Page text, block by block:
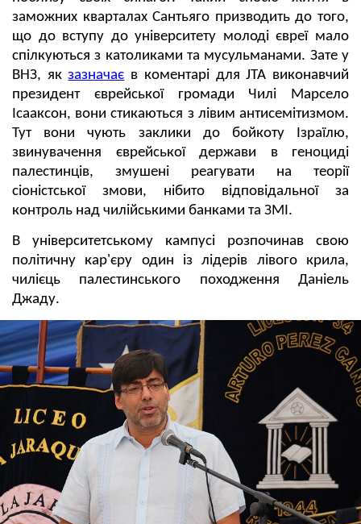
заможних кварталах Сантьяго призводить до того,
що до вступу до університету молоді євреї мало
спілкуються з католиками та мусульманами. Зате у
ВНЗ, якзазначає в коментарі для JTA виконавчий
президент єврейської громади Чилі Марсело
Ісааксон, вони стикаються з лівим антисемітизмом.
Тут вони чують заклики до бойкоту Ізраїлю,
звинувачення єврейської держави в геноциді
палестинців, змушені реагувати на теорії
сіоністської змови, нібито відповідальної за
контроль над чилійськими банками та ЗМІ.
В університетському кампусі розпочинав свою
політичну кар'єру один із лідерів лівого крила,
чилієць палестинського походження Даніель
Джаду.